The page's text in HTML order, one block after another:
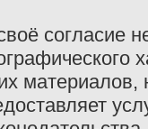
согласие